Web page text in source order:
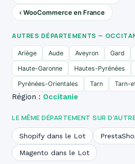
‹ WooCommerce en France
AUTRES DÉPARTEMENTS —
Ariège Aude Aveyron Gard
Haute-Garonne Hautes-Pyrénées
Pyrénées-Orientales Tarn Tarn-
Région : Occitanie
LE MÊME DÉPARTEMENT SUR
Shopify dans le Lot
Magento dans le Lot